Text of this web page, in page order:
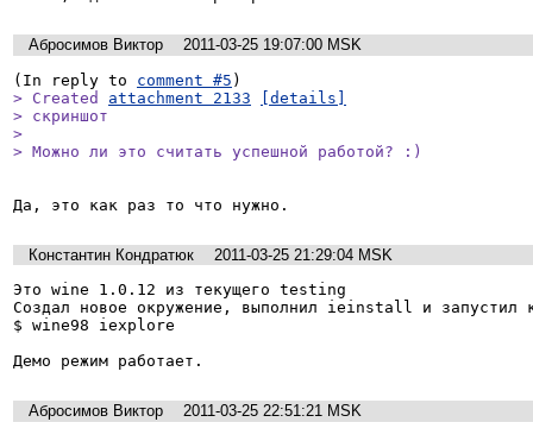
Абросимов Виктор
2011-03-25 19:07:00 MSK
(In reply to comment #5
> Created attachment 2133
[details]
> скриншот
>
> Можно ли это считать успешной работой? :)
Да, это как раз то что нужно.
Константин Кондратюк
2011-03-25 21:29:04 MSK
Это wine 1.0.12 из текущего testing
Создал новое окружение, выполнил ieinstall и запустил
$ wine98 iexplore
Демо режим работает.
Абросимов Виктор
2011-03-25 22:51:21 MSK